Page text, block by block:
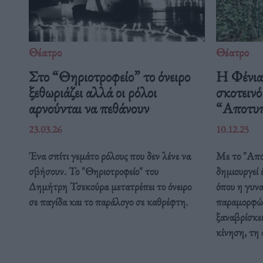
Θέατρο
Στο “Θηριοτροφείο” το όνειρο
ξεθωριάζει αλλά οι ρόλοι
αρνούνται να πεθάνουν
23.03.26
Ένα σπίτι γεμάτο ρόλους που δεν λένε να
σβήσουν. Το "Θηριοτροφείο" του
Δημήτρη Τσεκούρα μετατρέπει το όνειρο
σε παγίδα και το παράλογο σε καθρέφτη.
Θέατρο
Η
10.12.25
Με το
όπου η
κίνηση, τη